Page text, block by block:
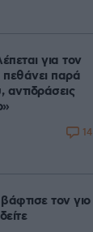
για τον
πεθάνει παρά
14
τον γιο